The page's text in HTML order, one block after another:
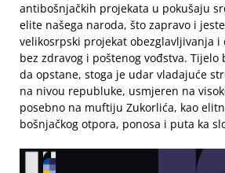
antibošnjačkih projekata u pokušaju
elite našega naroda, što zapravo i
velikosrpski projekat obezglavljivanja i
bez zdravog i poštenog vođstva. Tijelo
da opstane, stoga je udar vladajuće
na nivou republuke, usmjeren na
posebno na muftiju Zukorlića, kao
bošnjačkog otpora, ponosa i puta ka